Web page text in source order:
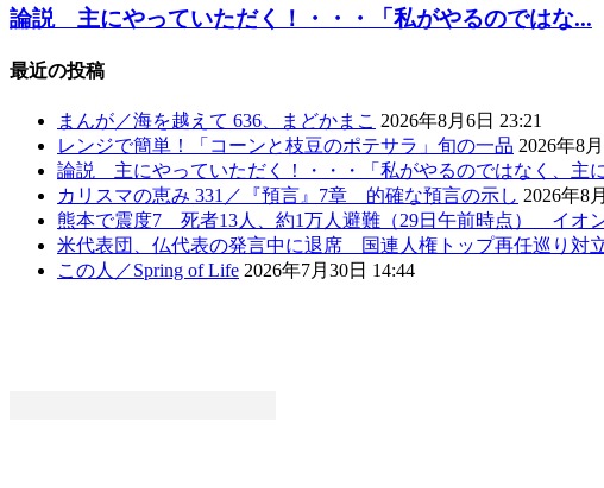
論説 主にやっていただく！・・・「私がやるのではな...
最近の投稿
まんが／海を越えて 636、まどかまこ 2026年8月6日 23:21
レンジで簡単！「コーンと枝豆のポテサラ」旬の一品 2026年8
論説 主にやっていただく！・・・「私がやるのではなく、主
カリスマの恵み 331／『預言』7章 的確な預言の示し 2026年8
熊本で震度7 死者13人、約1万人避難（29日午前時点） イオ
米代表団、仏代表の発言中に退席 国連人権トップ再任巡り対
この人／Spring of Life 2026年7月30日 14:44